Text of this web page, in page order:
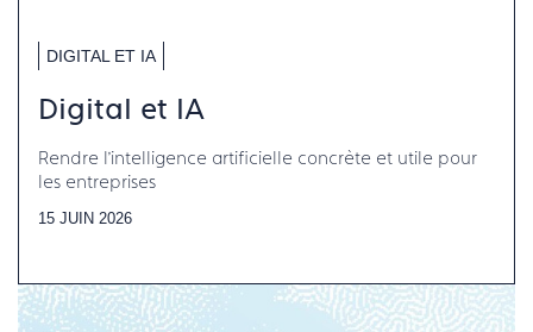
DIGITAL ET IA
Digital et IA
Rendre l’intelligence artificielle concrète et utile pour
les entreprises
15 JUIN 2026